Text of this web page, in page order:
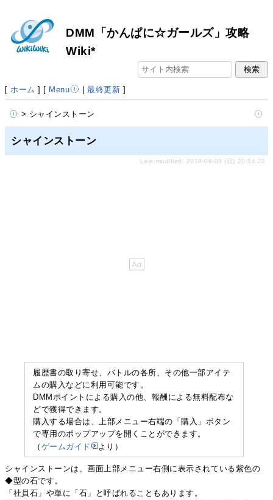
DMM「かんぱに☆ガールズ」攻略
Wiki*
[ ホーム ] [ Menu |最終更新 ]
> シャインストーン
シャインストーン
Last-modified: 2019-06-09 (日) 20:54:22
履歴書の取り寄せ、バトルの各所、その他一部アイテ
ムの購入などに利用可能です。
DMMポイントによる購入の他、報酬による無料配布な
どで獲得できます。
購入する場合は、上部メニュー右端の「購入」ボタン
で専用のポップアップを開くことができます。
（ ゲームガイド より）
シャインストーンは、画面上部メニュー右側に表示されている紫色の
◆型の石です。
「社員石」や単に「石」と呼ばれることもあります。